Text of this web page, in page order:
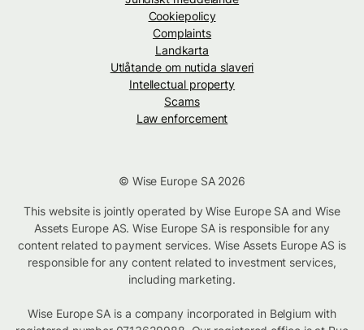
Cookiepolicy
Complaints
Landkarta
Utlåtande om nutida slaveri
Intellectual property
Scams
Law enforcement
© Wise Europe SA 2026
This website is jointly operated by Wise Europe SA and Wise
Assets Europe AS. Wise Europe SA is responsible for any
content related to payment services. Wise Assets Europe AS is
responsible for any content related to investment services,
including marketing.
Wise Europe SA is a company incorporated in Belgium with